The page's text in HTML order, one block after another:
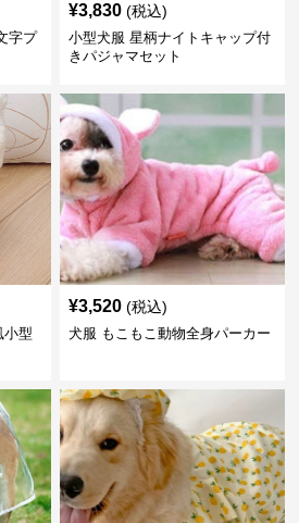
字プ
¥3,830 (税込)
小型犬服 星柄ナイトキャップ付
きパジャマセット
小型
¥3,520 (税込)
犬服 もこもこ動物全身パーカー